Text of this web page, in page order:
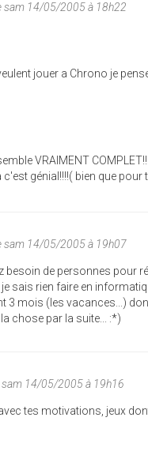
sam 14/05/2005 à 18h22
jouer a Chrono je
VRAIMENT
génial!!!!( bien que
sam 14/05/2005 à 19h07
besoin de personnes pour
sais rien faire en
3 mois (les vacances...)
chose par la suite... :*)
sam 14/05/2005 à 19h16
tes motivations, jeux